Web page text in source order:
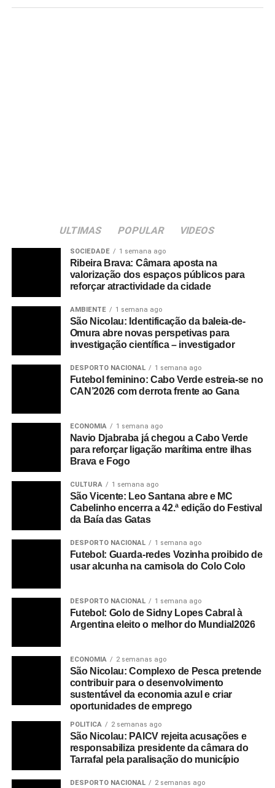
Futebol/São Nicolau: Ultramarina é a nova
ULTIMAS POPULAR VIDEOS
SOCIEDADE 1 semana ago
Ribeira Brava: Câmara aposta na
valorização dos espaços públicos para
reforçar atractividade da cidade
AMBIENTE 1 semana ago
São Nicolau: Identificação da baleia-de-
Omura abre novas perspetivas para
investigação científica – investigador
DESPORTO NACIONAL 1 semana ago
Futebol feminino: Cabo Verde estreia-se no
CAN’2026 com derrota frente ao Gana
ECONOMIA 1 semana ago
Navio Djabraba já chegou a Cabo Verde
para reforçar ligação marítima entre ilhas
Brava e Fogo
CULTURA 1 semana ago
São Vicente: Leo Santana abre e MC
Cabelinho encerra a 42.ª edição do Festival
da Baía das Gatas
DESPORTO NACIONAL 1 semana ago
Futebol: Guarda-redes Vozinha proibido de
usar alcunha na camisola do Colo Colo
DESPORTO NACIONAL 1 semana ago
Futebol: Golo de Sidny Lopes Cabral à
Argentina eleito o melhor do Mundial2026
ECONOMIA 2 semanas ago
São Nicolau: Complexo de Pesca pretende
contribuir para o desenvolvimento
sustentável da economia azul e criar
oportunidades de emprego
POLITICA 2 semanas ago
São Nicolau: PAICV rejeita acusações e
responsabiliza presidente da câmara do
Tarrafal pela paralisação do município
DESPORTO NACIONAL 2 semanas ago